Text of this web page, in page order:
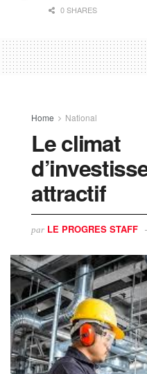
0 SHARES
Home National
Le climat
attractif
par LE PROGRES STAFF